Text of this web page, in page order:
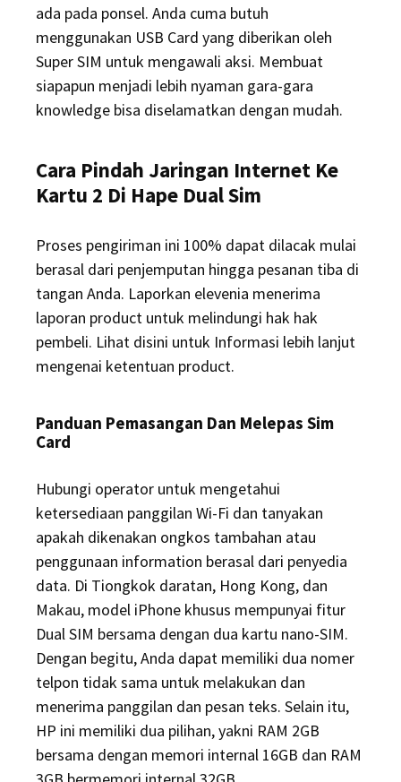
ada pada ponsel. Anda cuma butuh
menggunakan USB Card yang diberikan oleh
Super SIM untuk mengawali aksi. Membuat
siapapun menjadi lebih nyaman gara-gara
knowledge bisa diselamatkan dengan mudah.
Cara Pindah Jaringan Internet Ke
Kartu 2 Di Hape Dual Sim
Proses pengiriman ini 100% dapat dilacak mulai
berasal dari penjemputan hingga pesanan tiba di
tangan Anda. Laporkan elevenia menerima
laporan product untuk melindungi hak hak
pembeli. Lihat disini untuk Informasi lebih lanjut
mengenai ketentuan product.
Panduan Pemasangan Dan Melepas Sim
Card
Hubungi operator untuk mengetahui
ketersediaan panggilan Wi-Fi dan tanyakan
apakah dikenakan ongkos tambahan atau
penggunaan information berasal dari penyedia
data. Di Tiongkok daratan, Hong Kong, dan
Makau, model iPhone khusus mempunyai fitur
Dual SIM bersama dengan dua kartu nano-SIM.
Dengan begitu, Anda dapat memiliki dua nomer
telpon tidak sama untuk melakukan dan
menerima panggilan dan pesan teks. Selain itu,
HP ini memiliki dua pilihan, yakni RAM 2GB
bersama dengan memori internal 16GB dan RAM